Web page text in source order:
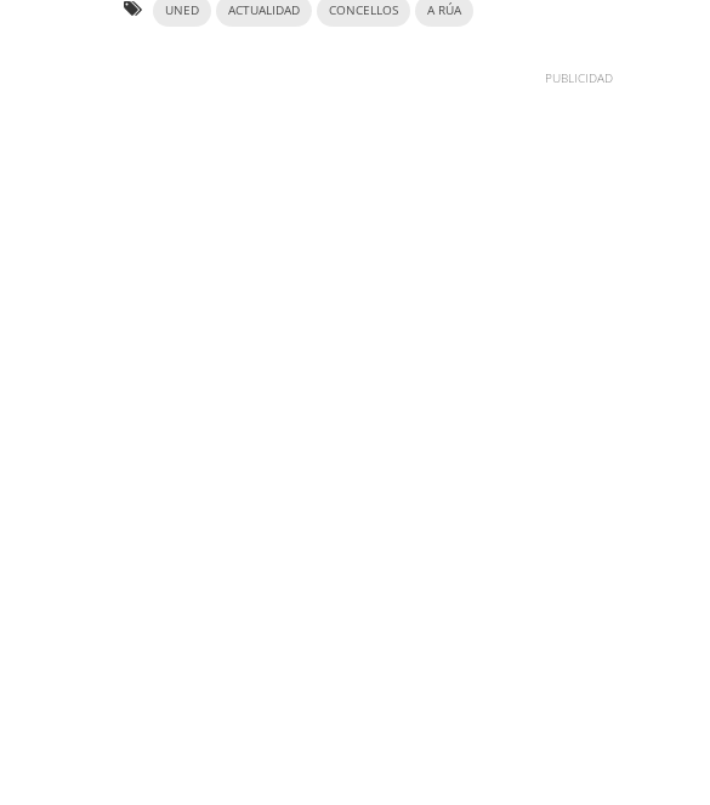
UNED ACTUALIDAD CONCELLOS A RÚA